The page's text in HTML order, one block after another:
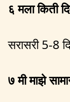
६ मला किती
सरासरी 5-8
७ मी माझे